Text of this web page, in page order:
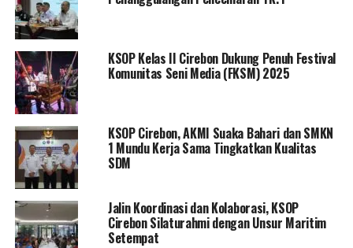
KSOP Kelas II Cirebon Dukung Penuh Festival
Komunitas Seni Media (FKSM) 2025
KSOP Cirebon, AKMI Suaka Bahari dan SMKN
1 Mundu Kerja Sama Tingkatkan Kualitas
SDM
Jalin Koordinasi dan Kolaborasi, KSOP
Cirebon Silaturahmi dengan Unsur Maritim
Setempat